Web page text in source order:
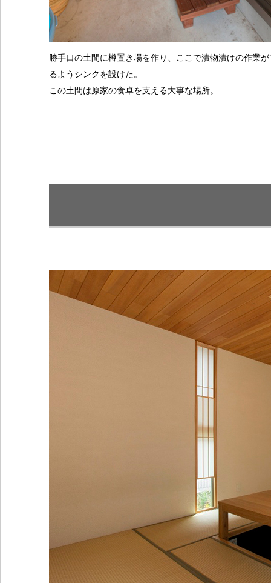
勝手口の土間に樽置き場を作り、ここで漬物漬けの作業
るようシンクを設けた。
この土間は原家の食卓を支える大事な場所。